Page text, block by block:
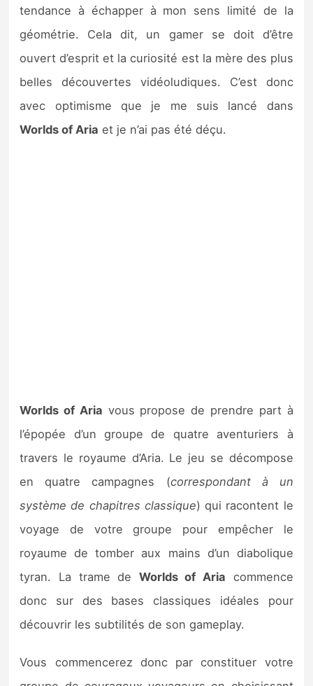
tendance à échapper à mon sens limité de la
géométrie. Cela dit, un gamer se doit d’être
ouvert d’esprit et la curiosité est la mère des plus
belles découvertes vidéoludiques. C’est donc
avec optimisme que je me suis lancé dans
Worlds of Aria et je n’ai pas été déçu.
Worlds of Aria vous propose de prendre part à
l’épopée d’un groupe de quatre aventuriers à
travers le royaume d’Aria. Le jeu se décompose
en quatre campagnes (correspondant à un
système de chapitres classique) qui racontent le
voyage de votre groupe pour empêcher le
royaume de tomber aux mains d’un diabolique
tyran. La trame de Worlds of Aria commence
donc sur des bases classiques idéales pour
découvrir les subtilités de son gameplay.
Vous commencerez donc par constituer votre